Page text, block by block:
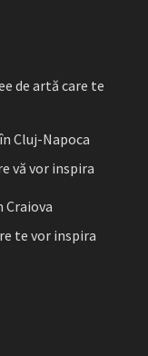
de artă care te
Cluj-Napoca
vă vor inspira
Craiova
te vor inspira